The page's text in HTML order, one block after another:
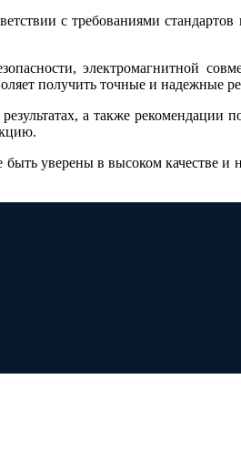
с требованиями
электромагнитной
получить точные и надежные
а также
уверены в высоком качестве